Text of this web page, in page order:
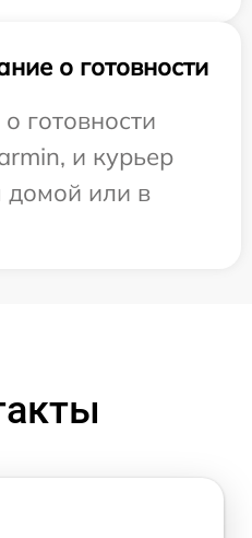
о готовности
готовности
и курьер
домой или в